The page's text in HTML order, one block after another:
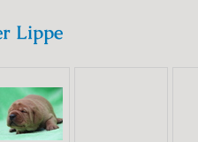
Lippe